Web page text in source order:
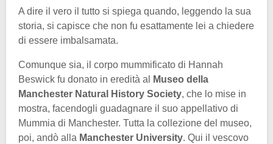
A dire il vero il tutto si spiega quando, leggendo la sua
storia, si capisce che non fu esattamente lei a chiedere
di essere imbalsamata.
Comunque sia, il corpo mummificato di Hannah
Beswick fu donato in eredità al
Museo della
Manchester Natural History Society, che lo mise in
mostra, facendogli guadagnare il suo appellativo di
Mummia di Manchester. Tutta la collezione del museo,
poi, andò alla Manchester University. Qui il vescovo